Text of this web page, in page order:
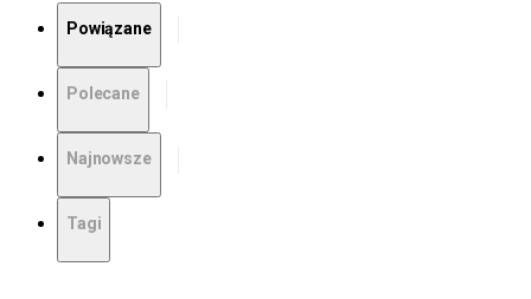
Powiązane
Polecane
Najnowsze
Tagi